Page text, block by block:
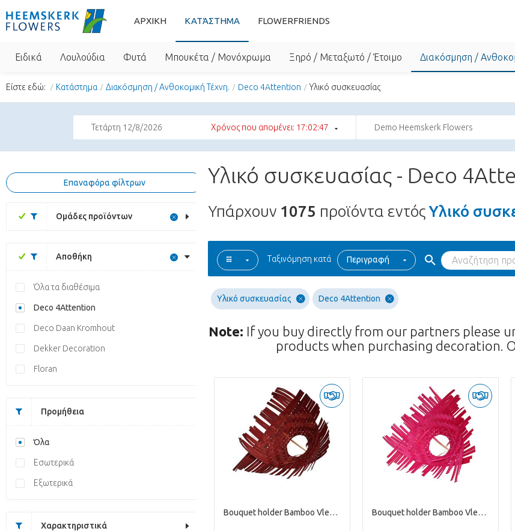
ΑΡΧΙΚΗ ΚΑΤΆΣΤΗΜΑ FLOWERFRIENDS
Ειδικά Λουλούδια Φυτά Μπουκέτα / Μονόχρωμα Ξηρό / Μεταξωτό / Έτοιμο Διακόσμηση /
Είστε εδώ: Κατάστημα Διακόσμηση / Ανθοκομική Τέχνη. Deco 4Attention Υλικό συσκευασίας
Τετάρτη 12/8/2026 Χρόνος που απομένει: 17:02:46 Demo Heemskerk Flowers
Επαναφόρα φίλτρων
Ομάδες προϊόντων
Αποθήκη
Όλα τα διαθέσιμα
Deco 4Attention
Deco Daan Kromhout
Dekker Decoration
Floran
Προμήθεια
Όλα
Εσωτερικά
Εξωτερικά
Χαρακτηριστικά
Υλικό συσκευασίας - Deco
Υπάρχουν 1075 προϊόντα εντόςΥλικό
Ταξινόμηση κατά Περιγραφή
Υλικό συσκευασίας Deco 4Attention
Note: If you buy directly from our partners please
products when purchasing decoration.
Bouquet holder Bamboo Vlecht D25cm Bouquet holder Bamboo Vlecht D25cm